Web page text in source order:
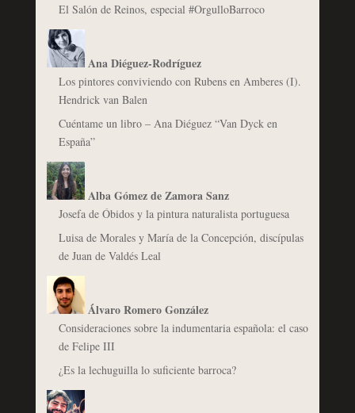
El Salón de Reinos, especial #OrgulloBarroco
Ana Diéguez-Rodríguez
Los pintores conviviendo con Rubens en Amberes (I).
Hendrick van Balen
Cuéntame un libro – Ana Diéguez “Van Dyck en
España”
Alba Gómez de Zamora Sanz
Josefa de Óbidos y la pintura naturalista portuguesa
Luisa de Morales y María de la Concepción, discípulas
de Juan de Valdés Leal
Álvaro Romero González
Consideraciones sobre la indumentaria española: el caso
de Felipe III
¿Es la lechuguilla lo suficiente barroca?